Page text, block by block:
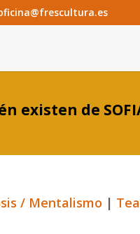
existen de
/ Mentalismo |